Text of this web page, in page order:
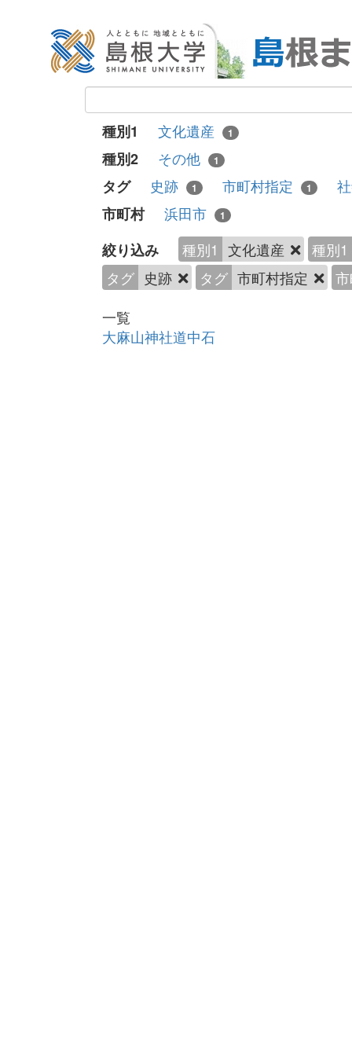
種別1 文化遺産 1
種別2 その他 1
タグ 史跡 1 市町村指定 1
市町村
浜田市 1
絞り込み 種別1 文化遺産
種別1
タグ 史跡 タグ 市町村指定
一覧
大麻山神社道中石